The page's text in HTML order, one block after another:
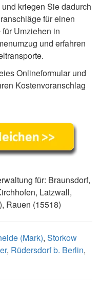
kriegen Sie dadurch
für einen
für Umziehen in
und erfahren
Onlineformular und
Kostenvoranschlag
für: Braunsdorf,
Latzwall,
Rauen (15518)
(Mark), Storkow
, Rüdersdorf b. Berlin,